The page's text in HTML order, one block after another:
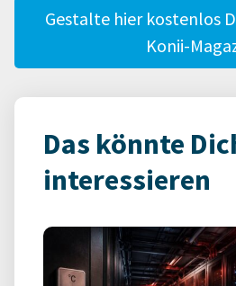
Gestalte hier kostenlos
Konii-
Das könnte
interessieren